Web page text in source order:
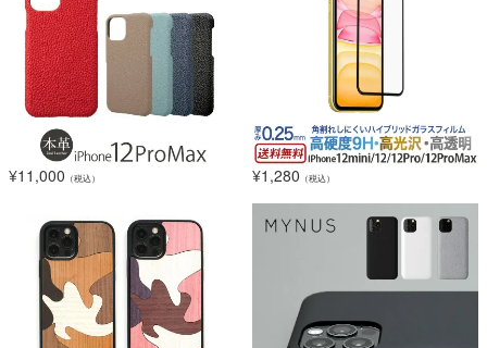
¥11,000 （税込） ¥1,280 （税込）